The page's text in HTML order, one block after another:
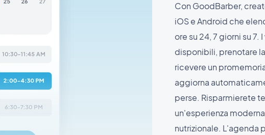
Con GoodBarber,
iOS e Android che
ore su 24, 7 giorni su
disponibili, prenotare
ricevere un
aggiorna
perse. Risparmierete
un'esperienza
nutrizionale. L'agenda